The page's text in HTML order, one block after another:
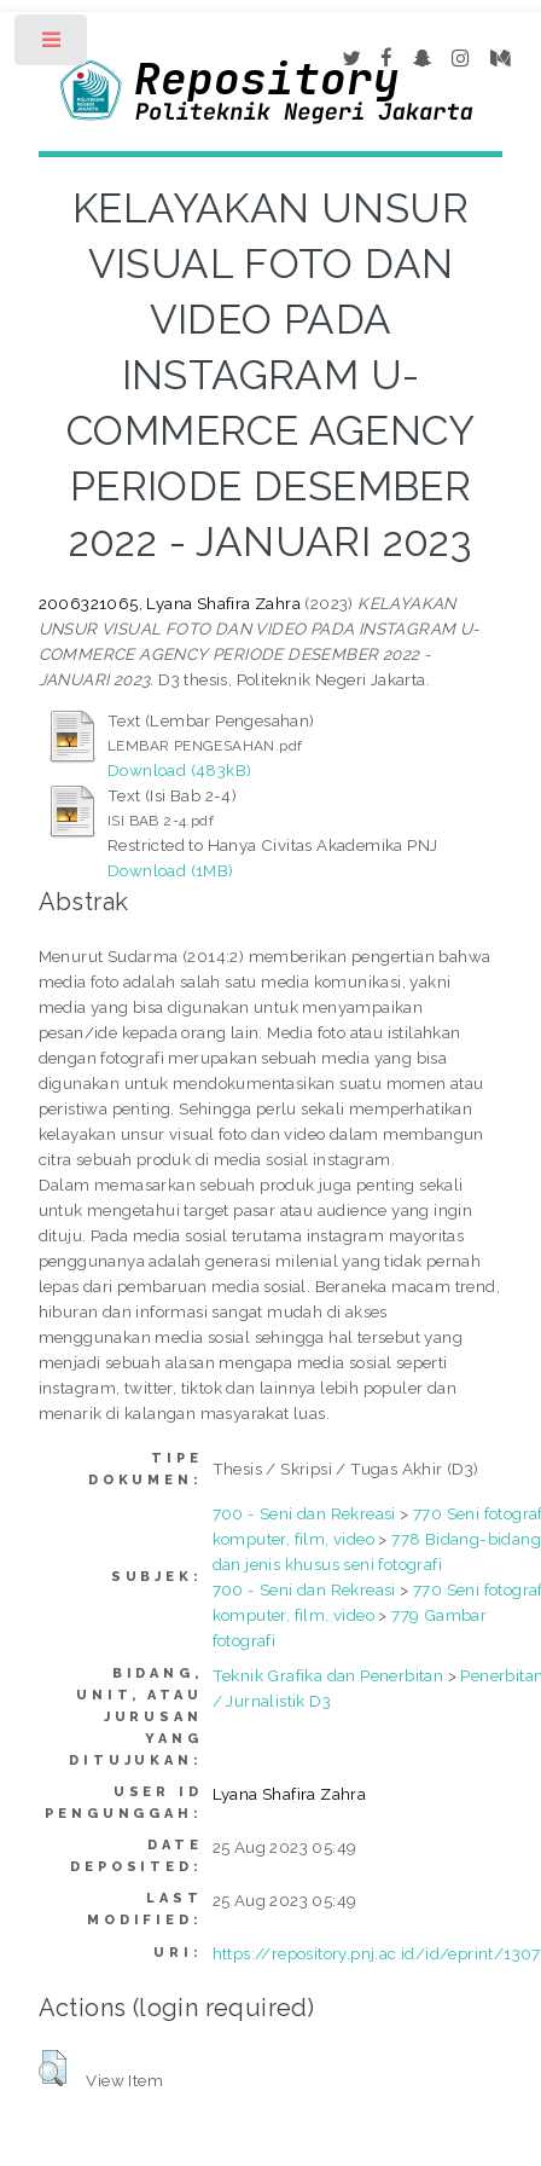
KELAYAKAN UNSUR
VISUAL FOTO DAN
VIDEO PADA
INSTAGRAM U-
COMMERCE AGENCY
PERIODE DESEMBER
2022 - JANUARI 2023
2006321065, Lyana Shafira Zahra (2023) KELAYAKAN
UNSUR VISUAL FOTO DAN VIDEO PADA INSTAGRAM U-
COMMERCE AGENCY PERIODE DESEMBER 2022 -
JANUARI 2023. D3 thesis, Politeknik Negeri Jakarta.
Text (Lembar Pengesahan)
LEMBAR PENGESAHAN.pdf
Download (483kB)
Text (Isi Bab 2-4)
ISI BAB 2-4.pdf
Restricted to Hanya Civitas Akademika PNJ
Download (1MB)
Abstrak
Menurut Sudarma (2014:2) memberikan pengertian bahwa
media foto adalah salah satu media komunikasi, yakni
media yang bisa digunakan untuk menyampaikan
pesan/ide kepada orang lain. Media foto atau istilahkan
dengan fotografi merupakan sebuah media yang bisa
digunakan untuk mendokumentasikan suatu momen atau
peristiwa penting. Sehingga perlu sekali memperhatikan
kelayakan unsur visual foto dan video dalam membangun
citra sebuah produk di media sosial instagram.
Dalam memasarkan sebuah produk juga penting sekali
untuk mengetahui target pasar atau audience yang ingin
dituju. Pada media sosial terutama instagram mayoritas
penggunanya adalah generasi milenial yang tidak pernah
lepas dari pembaruan media sosial. Beraneka macam trend,
hiburan dan informasi sangat mudah di akses
menggunakan media sosial sehingga hal tersebut yang
menjadi sebuah alasan mengapa media sosial seperti
instagram, twitter, tiktok dan lainnya lebih populer dan
menarik di kalangan masyarakat luas.
TIPE
DOKUMEN:
Thesis / Skripsi / Tugas Akhir (D3)
SUBJEK:
700 - Seni dan Rekreasi >770 Seni
komputer, film, video >778 Bidang-bidang
dan jenis khusus seni fotografi
700 - Seni dan Rekreasi >770 Seni
komputer, film, video >779 Gambar
fotografi
BIDANG,
UNIT, ATAU
JURUSAN
YANG
DITUJUKAN:
Teknik Grafika dan Penerbitan >
/ Jurnalistik D3
USER ID
PENGUNGGAH:
Lyana Shafira Zahra
DATE
DEPOSITED:
25 Aug 2023 05:49
LAST
MODIFIED:
25 Aug 2023 05:49
URI: https://repository.pnj.ac.id/id/eprint/
Actions (login required)
View Item